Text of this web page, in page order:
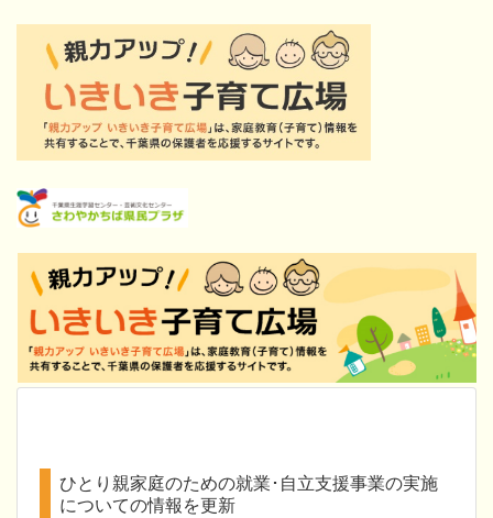
ひとり親家庭のための就業･自立支援事業の実施
についての情報を更新